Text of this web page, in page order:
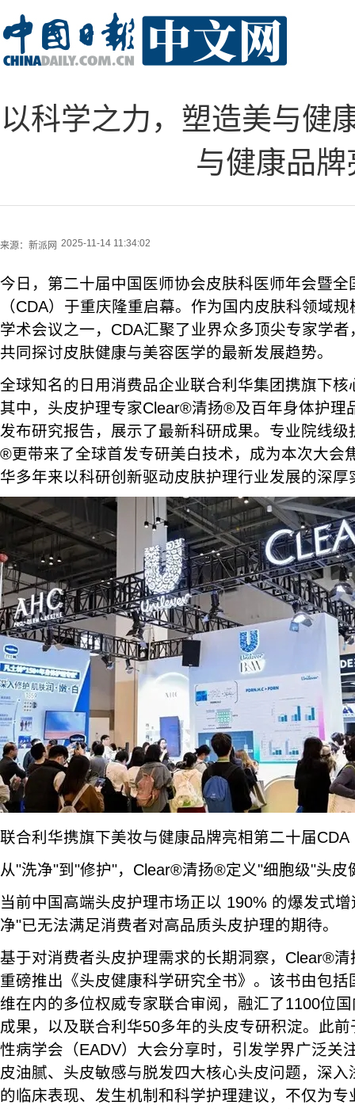
以科学之力，塑造美与健
与健康品
来源： 新派网 2025-11-14 11:34:02
今日，第二十届中国医师协会皮肤科医师年会暨
（CDA）于重庆隆重启幕。作为国内皮肤科领域
学术会议之一，CDA汇聚了业界众多顶尖专家学
共同探讨皮肤健康与美容医学的最新发展趋势。
全球知名的日用消费品企业联合利华集团携旗下核
其中，头皮护理专家Clear®清扬®及百年身体护理
发布研究报告，展示了最新科研成果。专业院线
®更带来了全球首发专研美白技术，成为本次大会
华多年来以科研创新驱动皮肤护理行业发展的深厚
联合利华携旗下美妆与健康品牌亮相第二十届CDA
从"洗净"到"修护"，Clear®清扬®定义"细胞级"头皮
当前中国高端头皮护理市场正以 190% 的爆发式
净"已无法满足消费者对高品质头皮护理的期待。
基于对消费者头皮护理需求的长期洞察，Clear®
重磅推出《头皮健康科学研究全书》。该书由包
维在内的多位权威专家联合审阅，融汇了1100位
成果，以及联合利华50多年的头皮专研积淀。此
性病学会（EADV）大会分享时，引发学界广泛关
皮油腻、头皮敏感与脱发四大核心头皮问题，深
的临床表现、发生机制和科学护理建议，不仅为